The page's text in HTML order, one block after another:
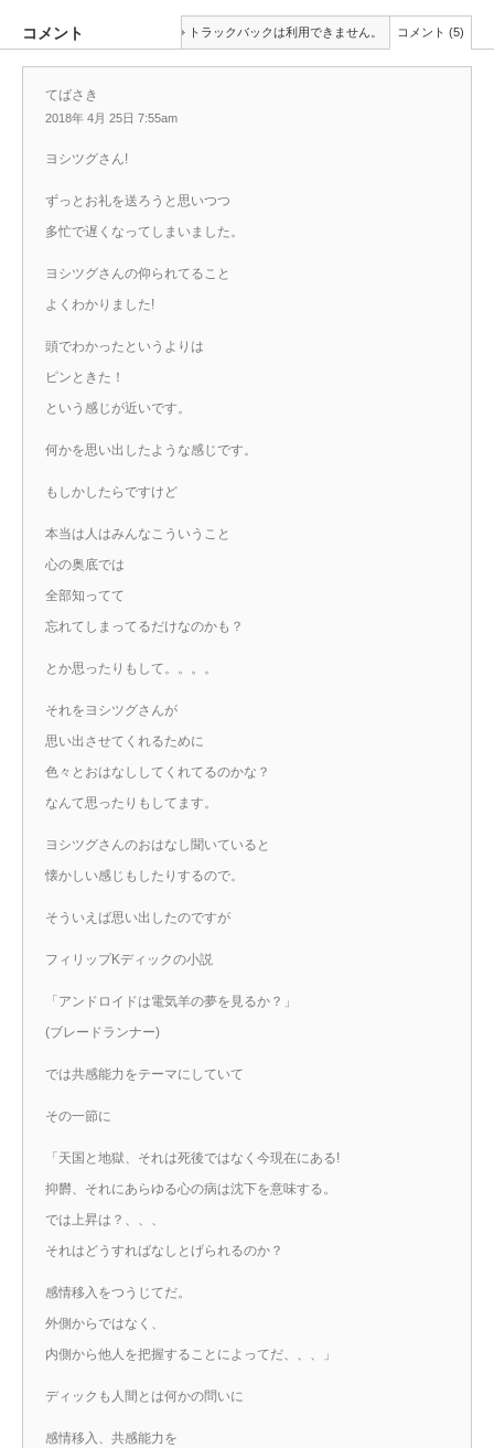
コメント トラックバックは利用できません。 コメント (5)
てばさき
2018年 4月 25日 7:55am
ヨシツグさん!
ずっとお礼を送ろうと思いつつ
多忙で遅くなってしまいました。
ヨシツグさんの仰られてること
よくわかりました!
頭でわかったというよりは
ピンときた！
という感じが近いです。
何かを思い出したような感じです。
もしかしたらですけど
本当は人はみんなこういうこと
心の奥底では
全部知ってて
忘れてしまってるだけなのかも？
とか思ったりもして。。。。
それをヨシツグさんが
思い出させてくれるために
色々とおはなししてくれてるのかな？
なんて思ったりもしてます。
ヨシツグさんのおはなし聞いていると
懐かしい感じもしたりするので。
そういえば思い出したのですが
フィリップKディックの小説
「アンドロイドは電気羊の夢を見るか？」
(ブレードランナー)
では共感能力をテーマにしていて
その一節に
「天国と地獄、それは死後ではなく今現在にある!
抑欝、それにあらゆる心の病は沈下を意味する。
では上昇は？、、、
それはどうすればなしとげられるのか？
感情移入をつうじてだ。
外側からではなく、
内側から他人を把握することによってだ、、、」
ディックも人間とは何かの問いに
感情移入、共感能力を